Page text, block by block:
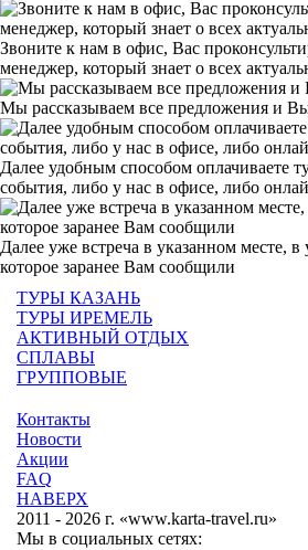
Звоните к нам в офис, Вас
менеджер, который знает о всех
Мы рассказываем все предложения и
Далее удобным способом оплачиваете
события, либо у нас в офисе, либо
Далее уже встреча в указанном месте, в
которое заранее Вам сообщили
Контакты
Новости
Акции
FAQ
НАВЕРХ
2011 - 2026 г. «www.karta-travel.ru»
ТУРЫ КАЗАНЬ
ТУРЫ ИРЕМЕЛЬ
АКТИВНЫЙ ОТДЫХ
СПЛАВЫ
ГРУППОВЫЕ
Мы в социальных сетях: